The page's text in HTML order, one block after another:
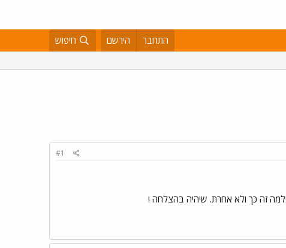
התחבר הירשם חיפוש
#1
זה כך ולא אחרת. שיהיה בהצלחה !